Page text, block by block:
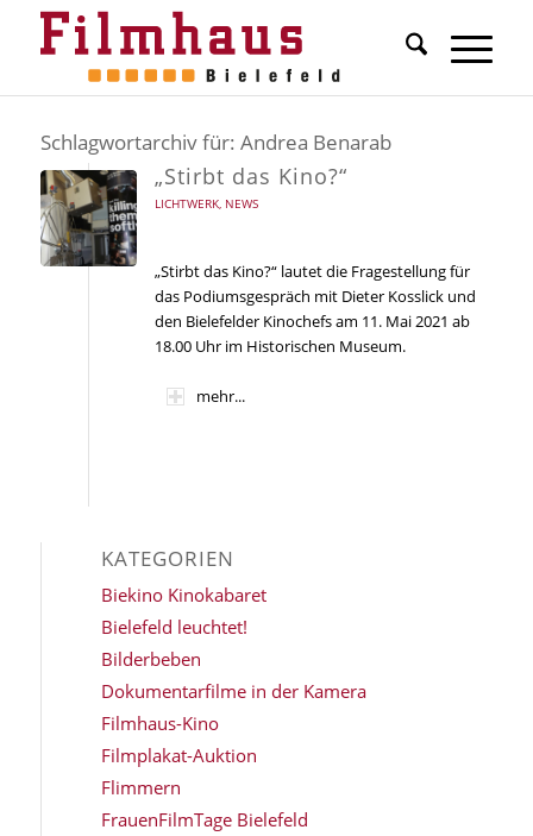
Schlagwortarchiv für: Andrea Benarab
„Stirbt das Kino?“
LICHTWERK, NEWS
„Stirbt das Kino?“ lautet die Fragestellung für
das Podiumsgespräch mit Dieter Kosslick und
den Bielefelder Kinochefs am 11. Mai 2021 ab
18.00 Uhr im Historischen Museum.
mehr...
KATEGORIEN
Biekino Kinokabaret
Bielefeld leuchtet!
Bilderbeben
Dokumentarfilme in der Kamera
Filmhaus-Kino
Filmplakat-Auktion
Flimmern
FrauenFilmTage Bielefeld